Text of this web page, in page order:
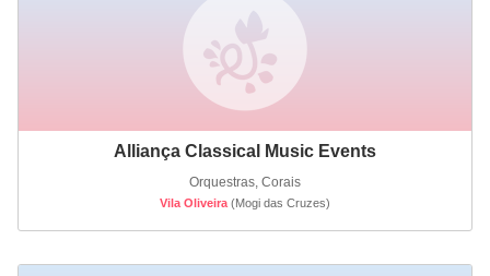
Alliança Classical Music Events
Orquestras, Corais
Vila Oliveira (Mogi das Cruzes)